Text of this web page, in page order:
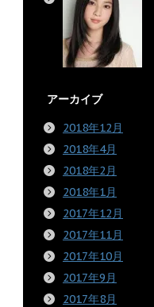
アーカイブ
2018年12月
2018年4月
2018年2月
2018年1月
2017年12月
2017年11月
2017年10月
2017年9月
2017年8月